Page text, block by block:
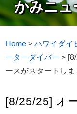
かみニュ
Home >ハワイダイ
ーターダイバー >
ースがスタートしま
[8/25/25] オ